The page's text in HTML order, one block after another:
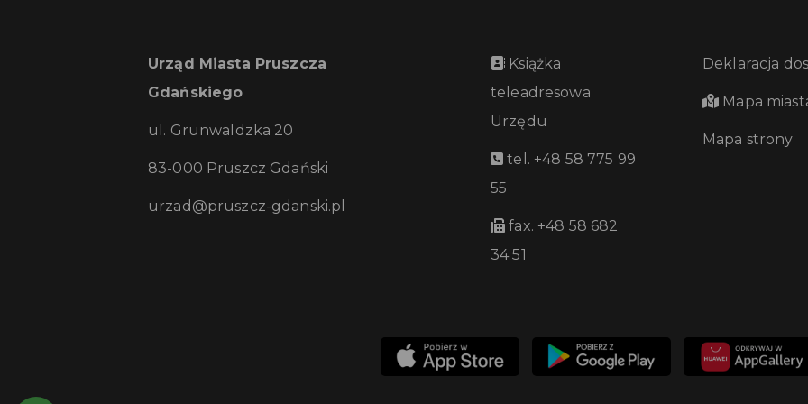
Urząd Miasta Pruszcza
Gdańskiego
ul. Grunwaldzka 20
83-000 Pruszcz Gdański
urzad@pruszcz-gdanski.pl
Książka
teleadresowa
Urzędu
tel. +48 58 775 99
55
fax. +48 58 682
34 51
Deklaracja
Mapa
Mapa strony